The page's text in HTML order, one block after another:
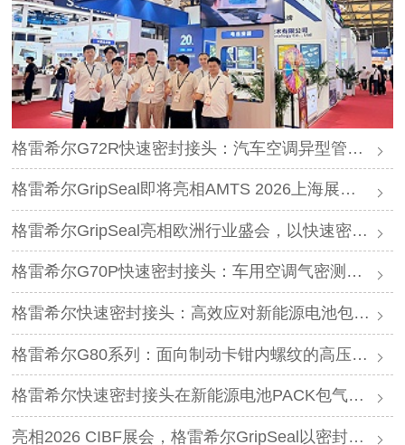
格雷希尔G72R快速密封接头：汽车空调异型管口测试方案
格雷希尔GripSeal即将亮相AMTS 2026上海展，以密封技术赋能汽车制造
格雷希尔GripSeal亮相欧洲行业盛会，以快速密封技术赋能欧洲新能源产业链
格雷希尔G70P快速密封接头：车用空调气密测试的可靠选择
格雷希尔快速密封接头：高效应对新能源电池包防爆阀测试难题
格雷希尔G80系列：面向制动卡钳内螺纹的高压密封连接方案
格雷希尔快速密封接头在新能源电池PACK包气密测试中的应用
亮相2026 CIBF展会，格雷希尔GripSeal以密封连接硬核实力圈粉